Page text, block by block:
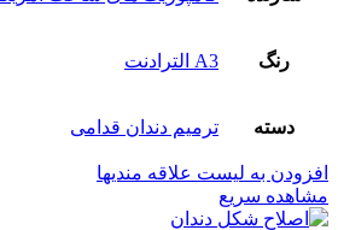
رنگ A3 الترادنت
دسته ترمیم دندان قدامی
افزودن به لیست علاقه مندیها
مشاهده سریع